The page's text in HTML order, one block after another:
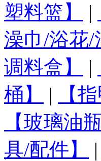
塑料篮】
|
澡巾/浴花/
调料盒】
|
桶】
| 【
【玻璃油
具/配件】
|